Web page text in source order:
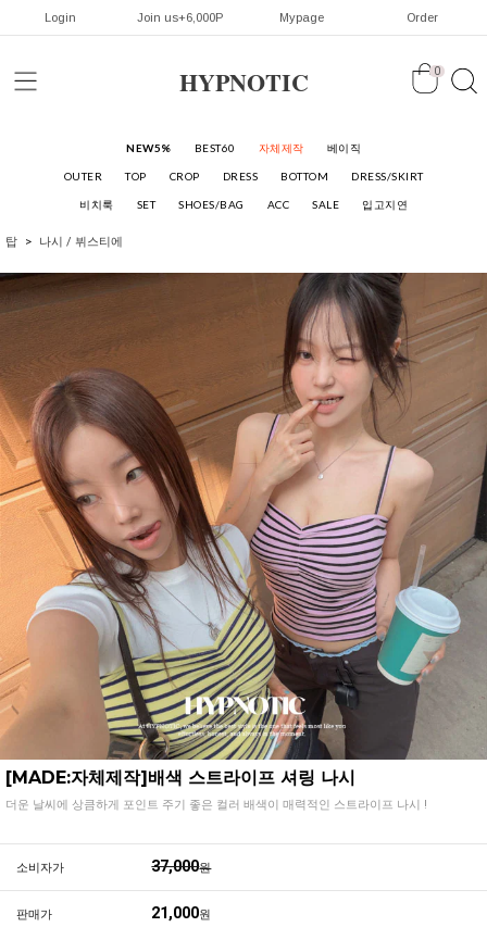
Login Join us+6,000P Mypage Order
HYPNOTIC 0
NEW5% BEST60 자체제작 베이직
OUTER TOP CROP DRESS BOTTOM DRESS/SKIRT
비치룩 SET SHOES/BAG ACC SALE 입고지연
탑 나시 / 뷔스티에
[MADE:자체제작]배색 스트라이프 셔링 나시
더운 날씨에 상큼하게 포인트 주기 좋은 컬러 배색이 매력적인 스트라이프 나시 !
소비자가 37,000원
판매가 21,000원